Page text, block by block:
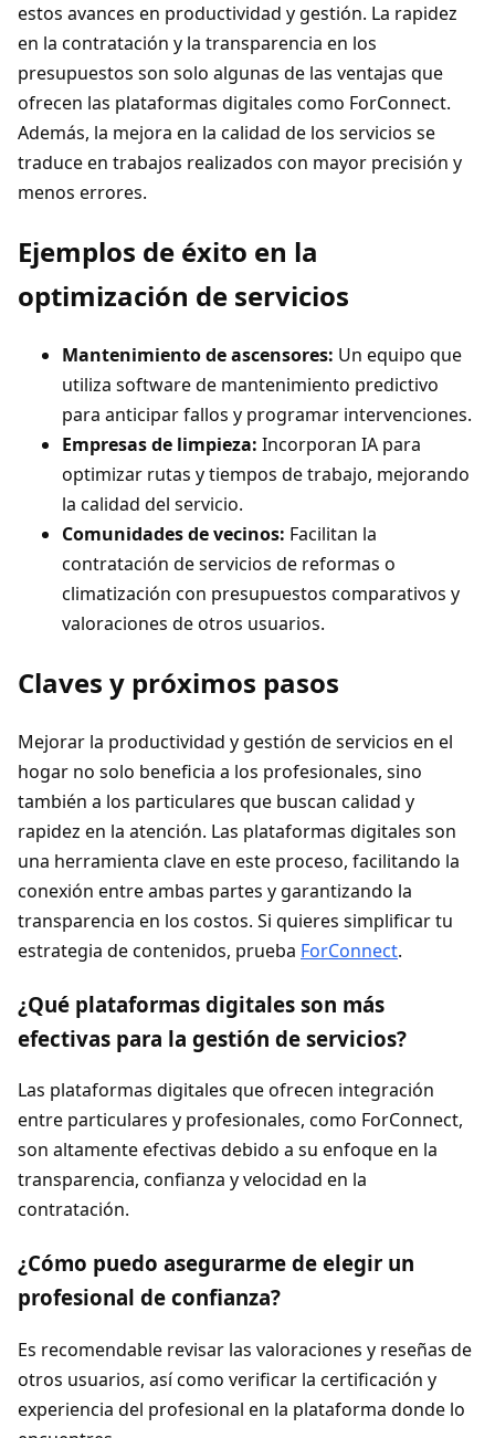
estos avances en productividad y gestión. La rapidez
en la contratación y la transparencia en los
presupuestos son solo algunas de las ventajas que
ofrecen las plataformas digitales como ForConnect.
Además, la mejora en la calidad de los servicios se
traduce en trabajos realizados con mayor precisión y
menos errores.
Ejemplos de éxito en la
optimización de servicios
Mantenimiento de ascensores: Un equipo que
utiliza software de mantenimiento predictivo
para anticipar fallos y programar intervenciones.
Empresas de limpieza: Incorporan IA para
optimizar rutas y tiempos de trabajo, mejorando
la calidad del servicio.
Comunidades de vecinos: Facilitan la
contratación de servicios de reformas o
climatización con presupuestos comparativos y
valoraciones de otros usuarios.
Claves y próximos pasos
Mejorar la productividad y gestión de servicios en el
hogar no solo beneficia a los profesionales, sino
también a los particulares que buscan calidad y
rapidez en la atención. Las plataformas digitales son
una herramienta clave en este proceso, facilitando la
conexión entre ambas partes y garantizando la
transparencia en los costos. Si quieres simplificar tu
estrategia de contenidos, prueba ForConnect.
¿Qué plataformas digitales son más
efectivas para la gestión de servicios?
Las plataformas digitales que ofrecen integración
entre particulares y profesionales, como ForConnect,
son altamente efectivas debido a su enfoque en la
transparencia, confianza y velocidad en la
contratación.
¿Cómo puedo asegurarme de elegir un
profesional de confianza?
Es recomendable revisar las valoraciones y reseñas de
otros usuarios, así como verificar la certificación y
experiencia del profesional en la plataforma donde lo